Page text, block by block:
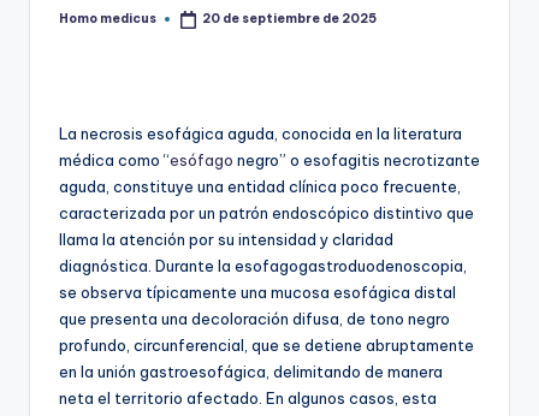
Publicado
Homo medicus 20 de septiembre de 2025
La necrosis esofágica aguda, conocida en la literatura
médica como “esófago negro” o esofagitis necrotizante
aguda, constituye una entidad clínica poco frecuente,
caracterizada por un patrón endoscópico distintivo que
llama la atención por su intensidad y claridad
diagnóstica. Durante la esofagogastroduodenoscopia,
se observa típicamente una mucosa esofágica distal
que presenta una decoloración difusa, de tono negro
profundo, circunferencial, que se detiene abruptamente
en la unión gastroesofágica, delimitando de manera
neta el territorio afectado. En algunos casos, esta